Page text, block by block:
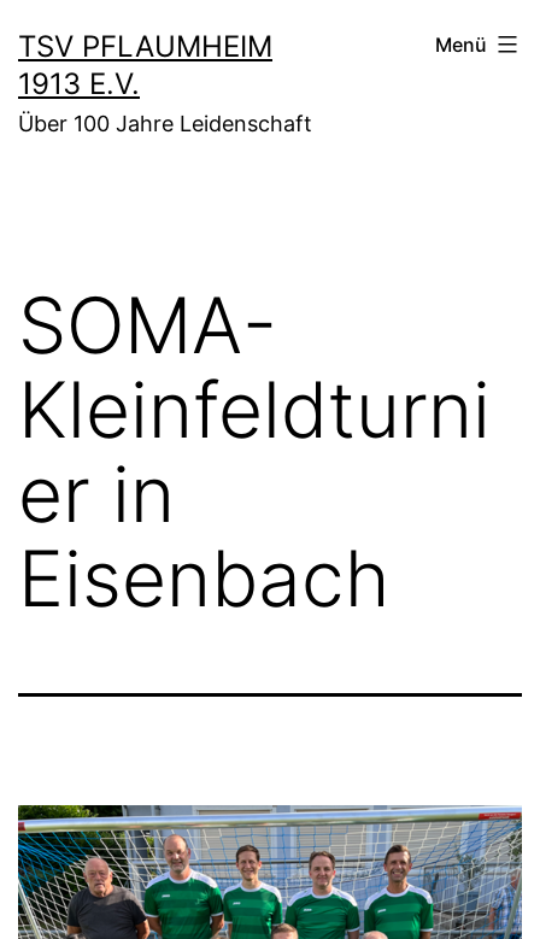
Inhalt
springen
TSV PFLAUMHEIM
1913 E.V.
Über 100 Jahre Leidenschaft
Menü
SOMA-
Kleinfeldturni
er in
Eisenbach